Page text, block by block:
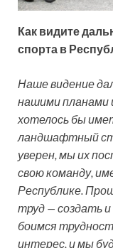
Как видите
спорта в
Наше видение
нашими планами
хотелось бы
ландшафтный
уверен, мы их
свою команду,
Республике.
труд — создать
боимся
интерес, и мы